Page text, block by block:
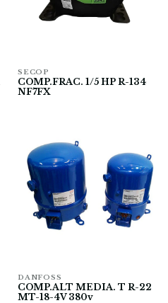
SECOP
COMP.FRAC. 1/5 HP R-134
NF7FX
DANFOSS
COMP.ALT MEDIA. T R-22
MT-18-4V 380v